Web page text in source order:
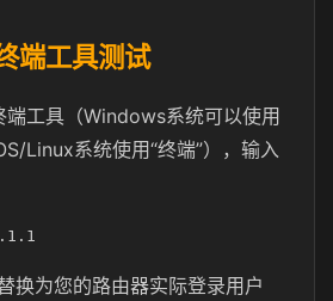
端工具测试
工具（Windows系统可以使用
Linux系统使用“终端”），输入
换为您的路由器实际登录用户